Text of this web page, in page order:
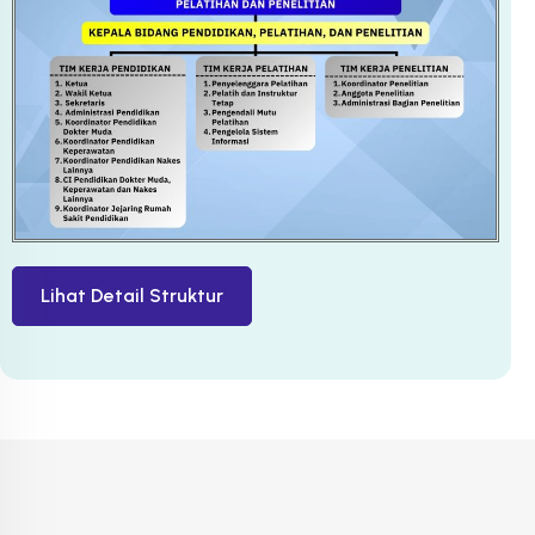
Lihat Detail Struktur